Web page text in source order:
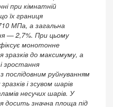
при кімнатній
їх границя
МПа, а загальна
— 2,7%. При цьому
монотонне
до максимуму, а
зростання
послідовним руйнуванням
і зсувом шарів
несучих шарів. У
досить значна площа під